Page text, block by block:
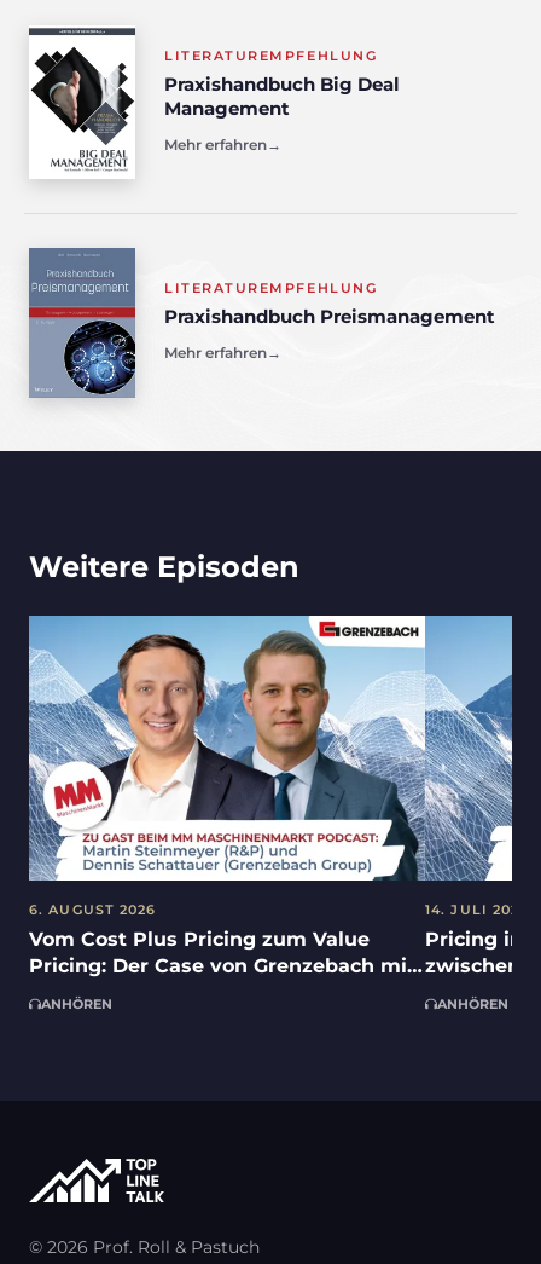
LITERATUREMPFEHLUNG
Praxishandbuch Big Deal
Management
Mehr erfahren→
LITERATUREMPFEHLUNG
Praxishandbuch Preismanagement
Mehr erfahren→
Weitere Episoden
6. AUGUST 2026
Vom Cost Plus Pricing zum Value
Pricing: Der Case von Grenzebach mit
Dennis Schattauer und Martin
ANHÖREN
14. JULI 2026
Pricing in
zwischen
ANHÖREN
© 2026 Prof. Roll & Pastuch